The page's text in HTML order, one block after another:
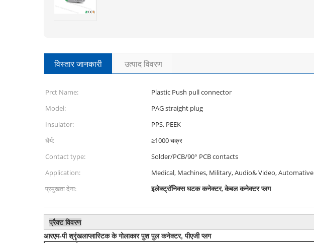
विस्तार जानकारी उत्पाद विवरण
Prct Name: Plastic Push pull connector
Model:
PAG straight plug
Insulator:
PPS, PEEK
धैर्य:
≥1000 चक्र
Contact type:
Solder/PCB/90° PCB contacts
Application:
Medical, Machines, Military, Audio& Video, Automative
प्रमुखता देना:
इलेक्ट्रॉनिक्स घटक कनेक्टर,केबल कनेक्टर प्लग
प्रैक्ट विवरण
आरएम-पी श्रृंखलाप्लास्टिक के गोलाकार पुश पुल कनेक्टर, पीएजी प्लग